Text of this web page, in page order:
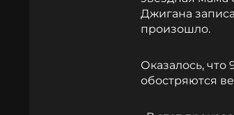
Джигана
произошло.
Оказалось, что
обостряются